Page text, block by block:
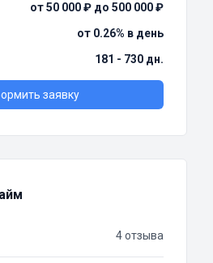
от 50 000 ₽ до 500 000 ₽
от 0.26% в день
181 - 730 дн.
заявку
4 отзыва